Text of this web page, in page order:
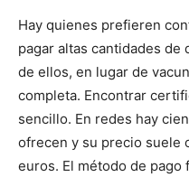
Hay quienes prefieren
pagar altas cantidades de
de ellos, en lugar de
completa. Encontrar
sencillo. En redes hay
ofrecen y su precio suele
euros. El método de pago